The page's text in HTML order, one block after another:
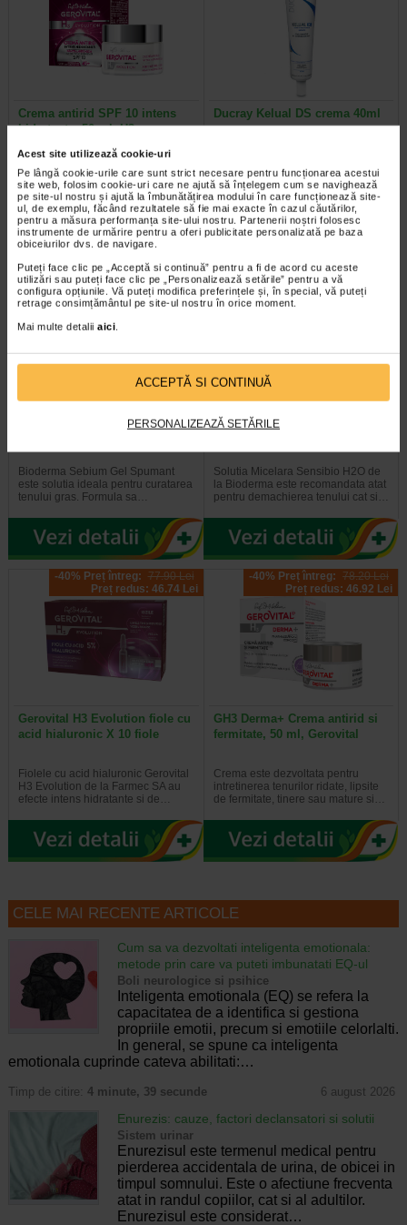
Acest site utilizează cookie-uri
Pe lângă cookie-urile care sunt strict necesare pentru funcționarea acestui
site web, folosim cookie-uri care ne ajută să înțelegem cum se navighează
pe site-ul nostru și ajută la îmbunătățirea modului în care funcționează site-
ul, de exemplu, făcând rezultatele să fie mai exacte în cazul căutărilor,
pentru a măsura performanța site-ului nostru. Partenerii noștri folosesc
instrumente de urmărire pentru a oferi publicitate personalizată pe baza
obiceiurilor dvs. de navigare.
Puteți face clic pe „Acceptă si continuă” pentru a fi de acord cu aceste
utilizări sau puteți face clic pe „Personalizează setările” pentru a vă
configura opțiunile. Vă puteți modifica preferințele și, în special, vă puteți
retrage consimțământul pe site-ul nostru în orice moment.
Mai multe detalii aici
ACCEPTĂ SI CONTINUĂ
PERSONALIZEAZĂ SETĂRILE
Crema antirid SPF 10 intens
hidratanta, 50 ml, H3…
Gerovital H3E Crema antirid FP10
hidrateaza intensiv pielea si
previne aparitia ridurilor, oferind…
Ducray Kelual DS crema 40ml
Crema keratoreductoare Ducray
este o crema calmanta
recomandata pentru tratarea…
-30% Preț întreg: 129,30 Lei
Preț redus: 90.51 Lei
Sebium Gel Spumant pentru
curatarea tenului gras X 500 ml
Bioderma Sebium Gel Spumant
este solutia ideala pentru curatarea
tenului gras. Formula sa…
-20% Preț întreg: 108.30 Lei
Preț redus: 86.64 Lei
Bioderma Sensibio H2O
Solutie Micelara X 500 ml
Solutia Micelara Sensibio H2O de
la Bioderma este recomandata atat
pentru demachierea tenului cat si…
-40% Preț întreg: 77.90 Lei
Preț redus: 46.74 Lei
Gerovital H3 Evolution fiole cu
acid hialuronic X 10 fiole
Fiolele cu acid hialuronic Gerovital
H3 Evolution de la Farmec SA au
efecte intens hidratante si de…
-40% Preț întreg: 78.20 Lei
Preț redus: 46.92 Lei
GH3 Derma+ Crema antirid si
fermitate, 50 ml, Gerovital
Crema este dezvoltata pentru
intretinerea tenurilor ridate, lipsite
de fermitate, tinere sau mature si…
CELE MAI RECENTE ARTICOLE
Cum sa va dezvoltati inteligenta emotionala:
metode prin care va puteti imbunatati EQ-ul
Boli neurologice si psihice
Inteligenta emotionala (EQ) se refera la
capacitatea de a identifica si gestiona
propriile emotii, precum si emotiile celorlalti.
In general, se spune ca inteligenta
emotionala cuprinde cateva abilitati:…
Timp de citire: 4 minute, 39 secunde 6 august 2026
Enurezis: cauze, factori declansatori si solutii
Sistem urinar
Enurezisul este termenul medical pentru
pierderea accidentala de urina, de obicei in
timpul somnului. Este o afectiune frecventa
atat in randul copiilor, cat si al adultilor.
Enurezisul este considerat…